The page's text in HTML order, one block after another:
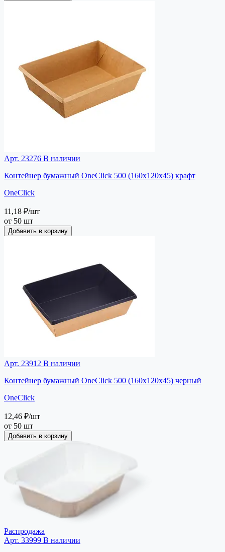
Арт. 23276 В наличии
Контейнер бумажный OneClick 500 (160х120х45) крафт
OneClick
11,18 ₽/шт
от 50 шт
Добавить в корзину
Арт. 23912 В наличии
Контейнер бумажный OneClick 500 (160х120х45) черный
OneClick
12,46 ₽/шт
от 50 шт
Добавить в корзину
Распродажа
Арт. 33999 В наличии